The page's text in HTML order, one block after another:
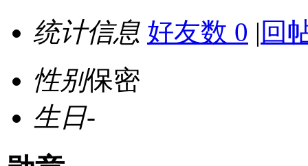
统计信息 好友数 0 | 回
性别保密
生日-